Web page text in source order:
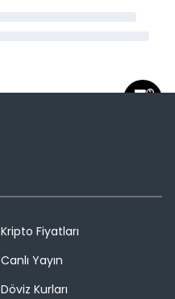
Kripto Fiyatları
Canlı Yayın
Döviz Kurları